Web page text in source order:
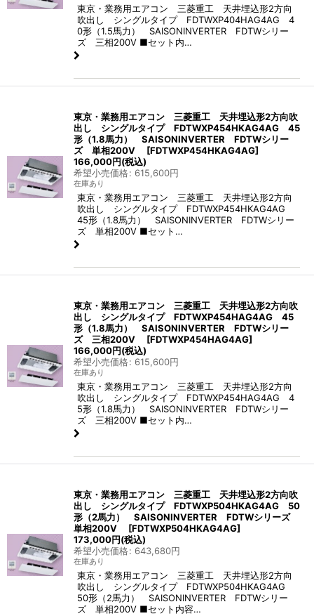
東京・業務用エアコン 三菱重工 天井埋込形2方向
吹出し シングルタイプ FDTWXP404HAG4AG 4
0形（1.5馬力） SAISONINVERTER FDTWシリー
ズ 三相200V ■セット内…
東京・業務用エアコン 三菱重工 天井埋込形2方向吹
出し シングルタイプ FDTWXP454HKAG4AG 45
形（1.8馬力） SAISONINVERTER FDTWシリー
ズ 単相200V
[FDTWXP454HKAG4AG]
166,000円(税込)
希望小売価格: 615,600円
在庫あり
東京・業務用エアコン 三菱重工 天井埋込形2方向
吹出し シングルタイプ FDTWXP454HKAG4AG
45形（1.8馬力） SAISONINVERTER FDTWシリー
ズ 単相200V ■セット…
東京・業務用エアコン 三菱重工 天井埋込形2方向吹
出し シングルタイプ FDTWXP454HAG4AG 45
形（1.8馬力） SAISONINVERTER FDTWシリー
ズ 三相200V
[FDTWXP454HAG4AG]
166,000円(税込)
希望小売価格: 615,600円
在庫あり
東京・業務用エアコン 三菱重工 天井埋込形2方向
吹出し シングルタイプ FDTWXP454HAG4AG 4
5形（1.8馬力） SAISONINVERTER FDTWシリー
ズ 三相200V ■セット内…
東京・業務用エアコン 三菱重工 天井埋込形2方向吹
出し シングルタイプ FDTWXP504HKAG4AG 50
形（2馬力） SAISONINVERTER FDTWシリーズ
単相200V
[FDTWXP504HKAG4AG]
173,000円(税込)
希望小売価格: 643,680円
在庫あり
東京・業務用エアコン 三菱重工 天井埋込形2方向
吹出し シングルタイプ FDTWXP504HKAG4AG
50形（2馬力） SAISONINVERTER FDTWシリー
ズ 単相200V ■セット内容…